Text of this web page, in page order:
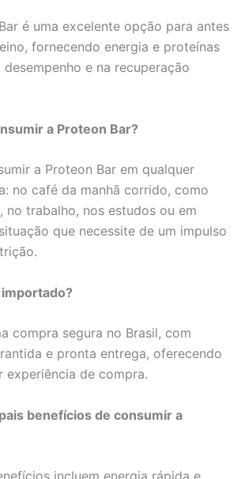
é uma excelente opção para antes
fornecendo energia e proteínas
e na recuperação
a Proteon Bar?
a Proteon Bar em qualquer
no café da manhã corrido, como
no trabalho, nos estudos ou em
que necessite de um impulso
compra segura no Brasil, com
e pronta entrega, oferecendo
experiência de compra.
benefícios de consumir a